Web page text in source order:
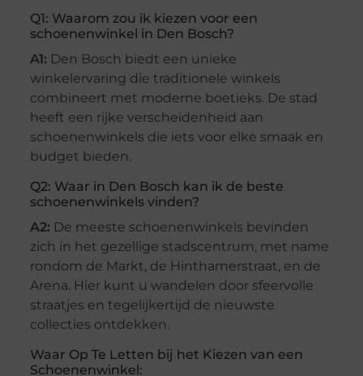
Q1: Waarom zou ik kiezen voor een
schoenenwinkel in Den Bosch?
A1: Den Bosch biedt een unieke
winkelervaring die traditionele winkels
combineert met moderne boetieks. De stad
heeft een rijke verscheidenheid aan
schoenenwinkels die iets voor elke smaak en
budget bieden.
Q2: Waar in Den Bosch kan ik de beste
schoenenwinkels vinden?
A2: De meeste schoenenwinkels bevinden
zich in het gezellige stadscentrum, met name
rondom de Markt, de Hinthamerstraat, en de
Arena. Hier kunt u wandelen door sfeervolle
straatjes en tegelijkertijd de nieuwste
collecties ontdekken.
Waar Op Te Letten bij het Kiezen van een
Schoenenwinkel: